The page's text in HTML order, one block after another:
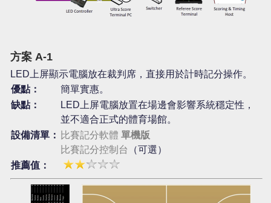
方案 A-1
LED上屏顯示電腦放在裁判席，直接用於計時記分操作。
優點：
簡單實惠。
缺點：
LED上屏電腦放置在場邊會影響系統穩定性，
並不適合正式的體育場館。
設備清單：
比賽記分軟體 單機版
比賽記分控制台
（可選）
推薦值：